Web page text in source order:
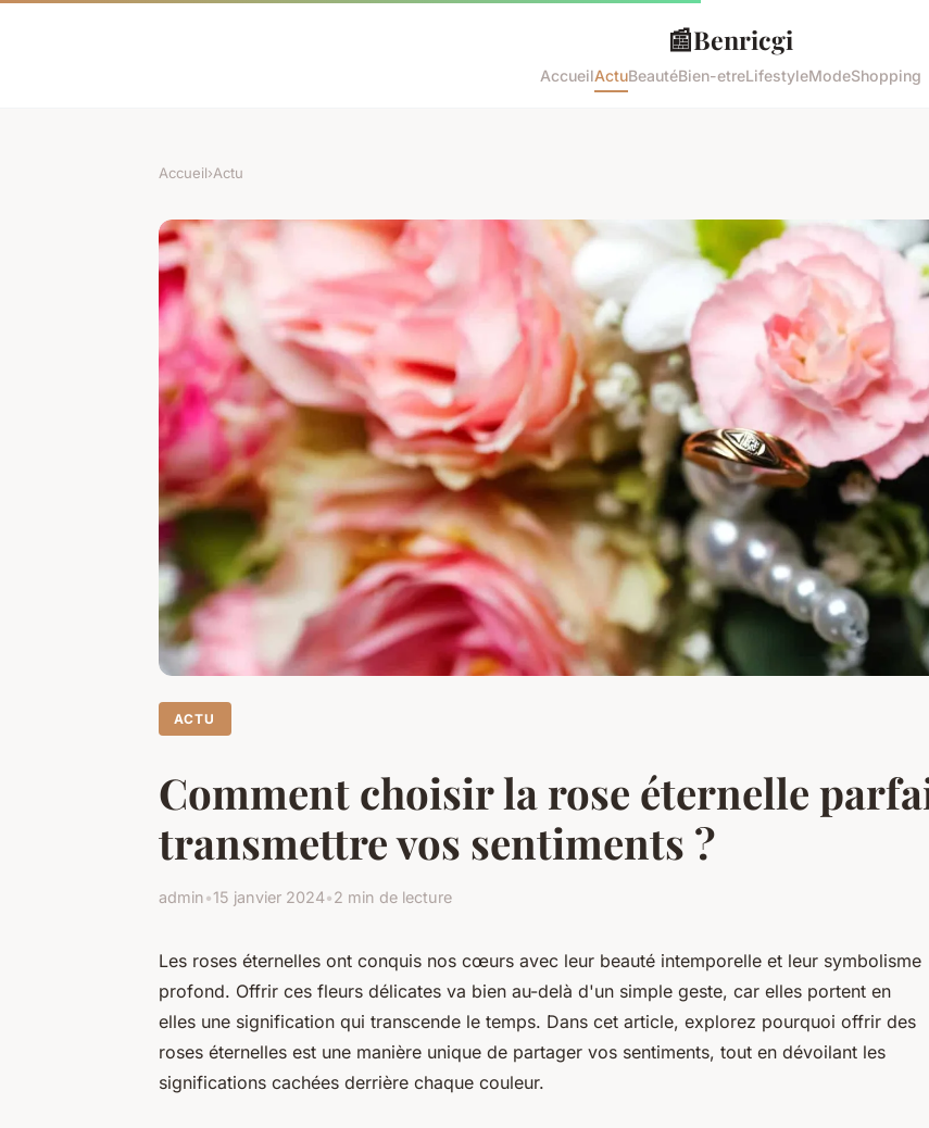
📰Benricgi
AccueilActuBeautéBien-etreLifestyleModeShopping
Accueil›Actu
ACTU
Comment choisir la rose éternelle
transmettre vos sentiments ?
admin•15 janvier 2024•2 min de lecture
Les roses éternelles ont conquis nos cœurs avec leur beauté intemporelle et leur symbolisme
profond. Offrir ces fleurs délicates va bien au-delà d'un simple geste, car elles portent en
elles une signification qui transcende le temps. Dans cet article, explorez pourquoi offrir des
roses éternelles est une manière unique de partager vos sentiments, tout en dévoilant les
significations cachées derrière chaque couleur.